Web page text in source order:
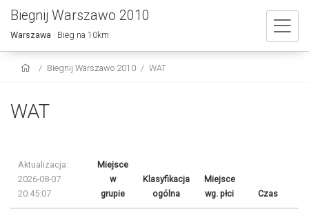
Biegnij Warszawo 2010
Warszawa · Bieg na 10km
Biegnij Warszawo 2010 WAT
WAT
Aktualizacja:
2026-08-07
20:45:07
Miejsce
w
grupie
Klasyfikacja
ogólna
Miejsce
wg. płci
Czas